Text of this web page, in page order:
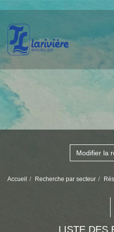
Modifier la
Accueil Recherche par secteur
LISTE DES